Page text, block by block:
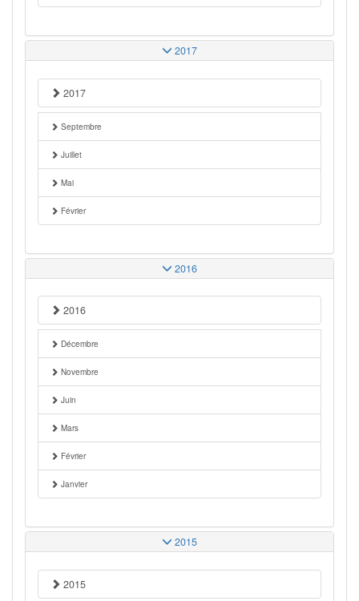
2017
2017
Septembre
Juillet
Mai
Février
2016
2016
Décembre
Novembre
Juin
Mars
Février
Janvier
2015
2015